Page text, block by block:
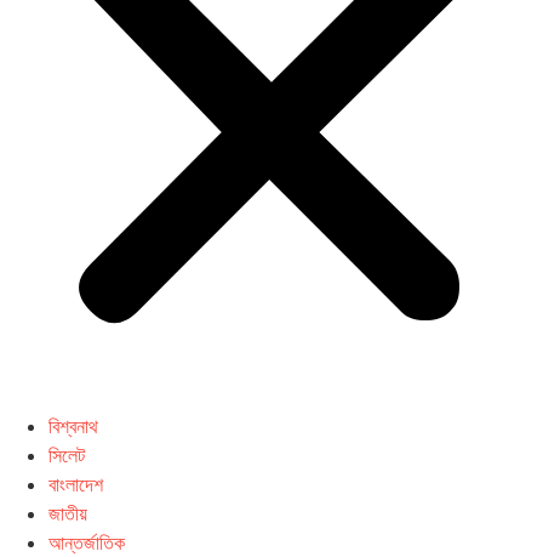
বিশ্বনাথ
সিলেট
বাংলাদেশ
জাতীয়
আন্তর্জাতিক